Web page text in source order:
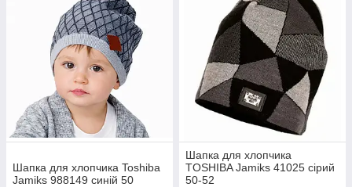
Шапка для хлопчика Toshiba
Jamiks 988149 синій 50
Шапка для хлопчика
TOSHIBA Jamiks 41025 сірий
50-52